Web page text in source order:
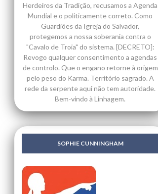
Herdeiros da Tradição, recusamos a Agenda
Mundial e o politicamente correto. Como
Guardiões da Igreja do Salvador,
protegemos a nossa soberania contra o
"Cavalo de Troia" do sistema. [DECRETO]:
Revogo qualquer consentimento a agendas
de controlo. Que o engano retorne à origem
pelo peso do Karma. Território sagrado. A
rede da serpente aqui não tem autoridade.
Bem-vindo à Linhagem.
SOPHIE CUNNINGHAM